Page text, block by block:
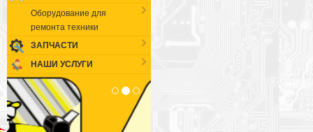
Оборудование для
ремонта техники
ЗАПЧАСТИ
НАШИ УСЛУГИ